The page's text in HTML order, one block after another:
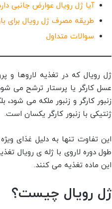
آیا ژل رویال عوارض جانبی
طریقه مصرف ژل رویال برای
سوالات متداول
ژل رویال که در تغذیه لاروها و
عسل کارگر یا پرستار ترشح می
زنبور کارگر و زنبور ملکه می
ژنتیکی با زنبور کارگر یکسان است.
این تفاوت تنها به دلیل غذای
طول دوره لاروی با ژله ی رویال
این ماده تغذیه می کنند.
ژل رویال چیست؟